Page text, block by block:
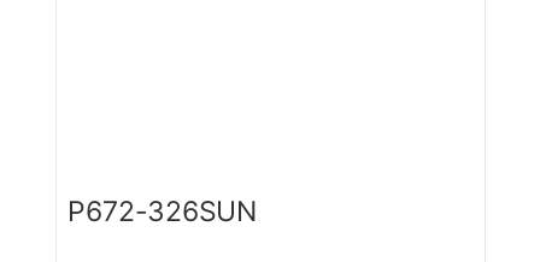
P672-326SUN